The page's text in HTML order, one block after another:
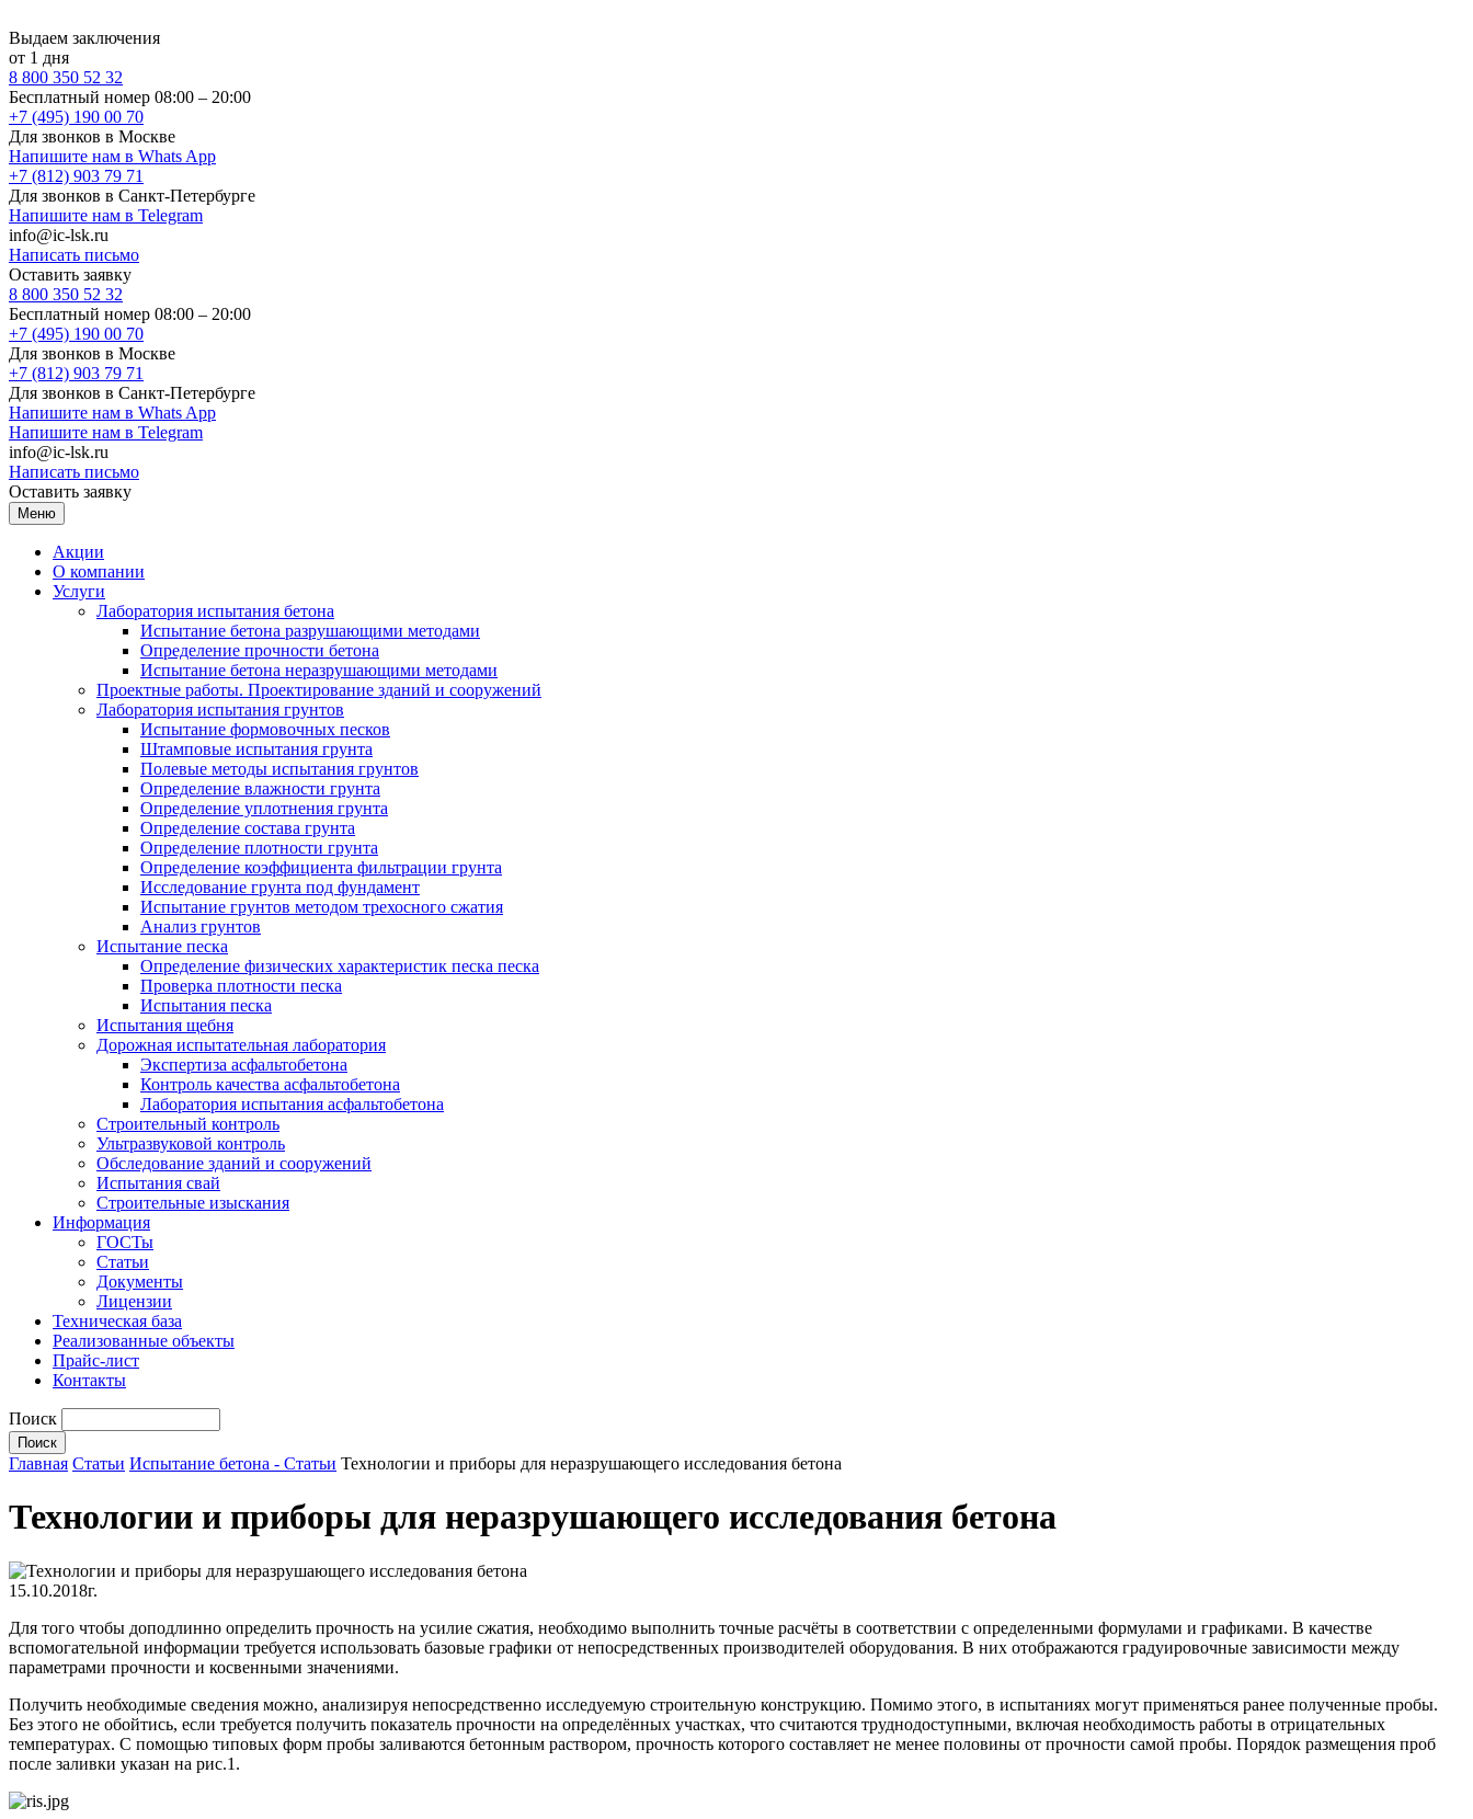
Выдаем заключения
от 1 дня
8 800 350 52 32
Бесплатный номер 08:00 – 20:00
+7 (495) 190 00 70
Для звонков в Москве
Напишите нам в Whats App
+7 (812) 903 79 71
Для звонков в Санкт-Петербурге
Напишите нам в Telegram
info@ic-lsk.ru
Написать письмо
Оставить заявку
8 800 350 52 32
Бесплатный номер 08:00 – 20:00
+7 (495) 190 00 70
Для звонков в Москве
+7 (812) 903 79 71
Для звонков в Санкт-Петербурге
Напишите нам в Whats App
Напишите нам в Telegram
info@ic-lsk.ru
Написать письмо
Оставить заявку
Меню
Акции
О компании
Услуги
Лаборатория испытания бетона
Испытание бетона разрушающими методами
Определение прочности бетона
Испытание бетона неразрушающими методами
Проектные работы. Проектирование зданий и сооружений
Лаборатория испытания грунтов
Испытание формовочных песков
Штамповые испытания грунта
Полевые методы испытания грунтов
Определение влажности грунта
Определение уплотнения грунта
Определение состава грунта
Определение плотности грунта
Определение коэффициента фильтрации грунта
Исследование грунта под фундамент
Испытание грунтов методом трехосного сжатия
Анализ грунтов
Испытание песка
Определение физических характеристик песка песка
Проверка плотности песка
Испытания песка
Испытания щебня
Дорожная испытательная лаборатория
Экспертиза асфальтобетона
Контроль качества асфальтобетона
Лаборатория испытания асфальтобетона
Строительный контроль
Ультразвуковой контроль
Обследование зданий и сооружений
Испытания свай
Строительные изыскания
Информация
ГОСТы
Статьи
Документы
Лицензии
Техническая база
Реализованные объекты
Прайс-лист
Контакты
Поиск
Главная Статьи Испытание бетона - Статьи Технологии и приборы для неразрушающего исследования бетона
Технологии и приборы для неразрушающего исследования бетона
15.10.2018г.
Для того чтобы доподлинно определить прочность на усилие сжатия, необходимо выполнить точные расчёты в соответствии с определенными формулами и графиками. В качестве
вспомогательной информации требуется использовать базовые графики от непосредственных производителей оборудования. В них отображаются градуировочные зависимости между
параметрами прочности и косвенными значениями.
Получить необходимые сведения можно, анализируя непосредственно исследуемую строительную конструкцию. Помимо этого, в испытаниях могут применяться ранее полученные пробы.
Без этого не обойтись, если требуется получить показатель прочности на определённых участках, что считаются труднодоступными, включая необходимость работы в отрицательных
температурах. С помощью типовых форм пробы заливаются бетонным раствором, прочность которого составляет не менее половины от прочности самой пробы. Порядок размещения проб
после заливки указан на рис.1.